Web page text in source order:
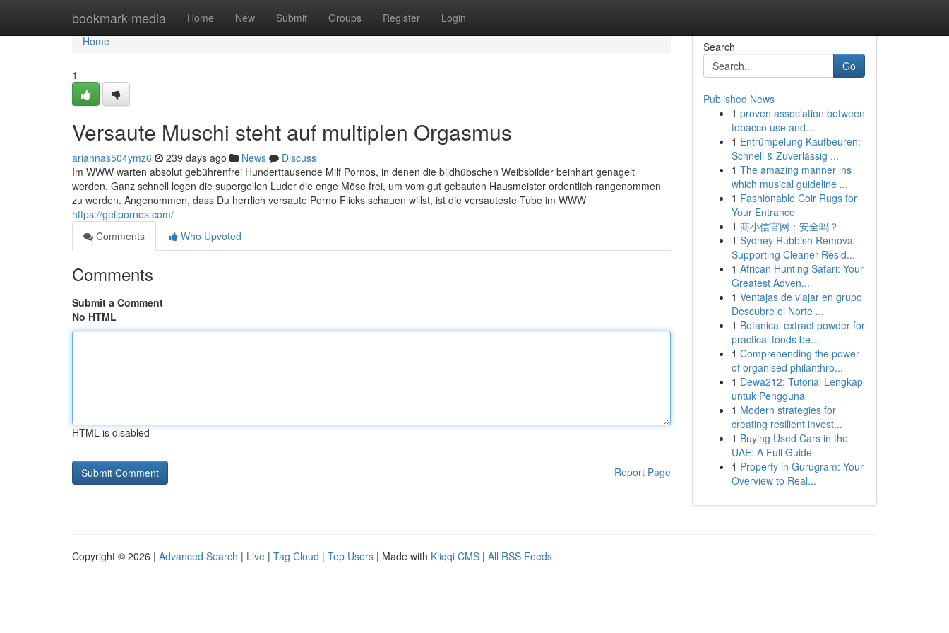
bookmark-media Home New Submit Groups Register Login
Home
Home
1
Versaute Muschi steht auf multiplen Orgasmus
ariannas504ymz6 239 days ago News
Discuss
Im WWW warten absolut gebührenfrei Hunderttausende Milf Pornos, in denen die bildhübschen Weibsbilder beinhart genagelt
werden. Ganz schnell legen die supergeilen Luder die enge Möse frei, um vom gut gebauten Hausmeister ordentlich rangenommen
zu werden. Angenommen, dass Du herrlich versaute Porno Flicks schauen willst, ist die versauteste Tube im WWW
https://geilpornos.com/
Comments
Who Upvoted
Comments
Submit a Comment
No HTML
HTML is disabled
Report Page
Search
Go
Published News
1 proven association between
tobacco use and...
1 Entrümpelung Kaufbeuren:
Schnell & Zuverlässig ...
1 The amazing manner ins
which musical guideline ...
1 Fashionable Coir Rugs for
Your Entrance
1 商小信官网：安全吗？
1 Sydney Rubbish Removal
Supporting Cleaner Resid...
1 African Hunting Safari: Your
Greatest Adven...
1 Ventajas de viajar en grupo
Descubre el Norte ...
1 Botanical extract powder for
practical foods be...
1 Comprehending the power
of organised philanthro...
1 Dewa212: Tutorial Lengkap
untuk Pengguna
1 Modern strategies for
creating resilient invest...
1 Buying Used Cars in the
UAE: A Full Guide
1 Property in Gurugram: Your
Overview to Real...
Copyright © 2026 | Advanced Search | Live | Tag Cloud | Top Users | Made with Kliqqi CMS | All RSS Feeds